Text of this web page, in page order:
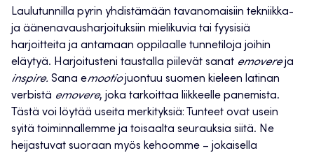
Laulutunnilla pyrin yhdistämään tavanomaisiin tekniikka-
ja äänenavausharjoituksiin mielikuvia tai fyysisiä
harjoitteita ja antamaan oppilaalle tunnetiloja joihin
eläytyä. Harjoitusteni taustalla piilevät sanat emovereja
inspire. Sana emootiojuontuu suomen kieleen latinan
verbistä emovere, joka tarkoittaa liikkeelle panemista.
Tästä voi löytää useita merkityksiä: Tunteet ovat usein
syitä toiminnallemme ja toisaalta seurauksia siitä. Ne
heijastuvat suoraan myös kehoomme – jokaisella